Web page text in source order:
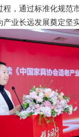
程，通过标准化规范
业长远发展奠定坚实